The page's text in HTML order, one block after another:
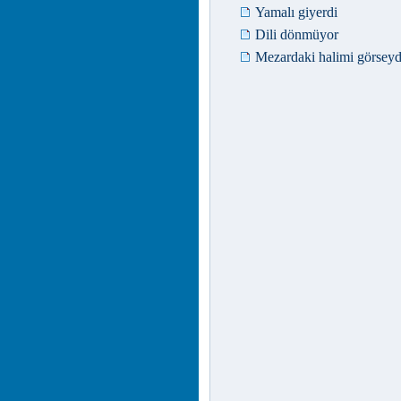
Yamalı giyerdi
Dili dönmüyor
Mezardaki halimi